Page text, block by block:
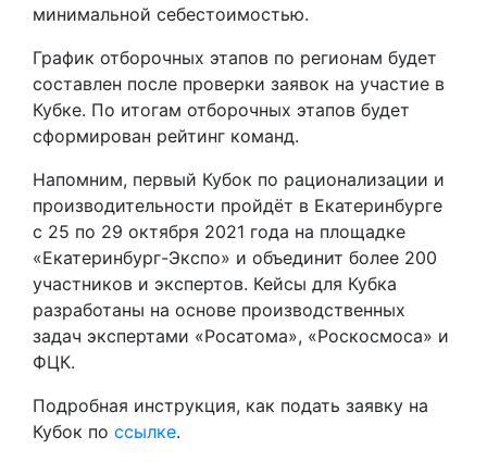
минимальной себестоимостью.
График отборочных этапов по регионам будет
составлен после проверки заявок на участие в
Кубке. По итогам отборочных этапов будет
сформирован рейтинг команд.
Напомним, первый Кубок по рационализации и
производительности пройдёт в Екатеринбурге
с 25 по 29 октября 2021 года на площадке
«Екатеринбург-Экспо» и объединит более 200
участников и экспертов. Кейсы для Кубка
разработаны на основе производственных
задач экспертами «Росатома», «Роскосмоса» и
ФЦК.
Подробная инструкция, как подать заявку на
Кубок по ссылке.